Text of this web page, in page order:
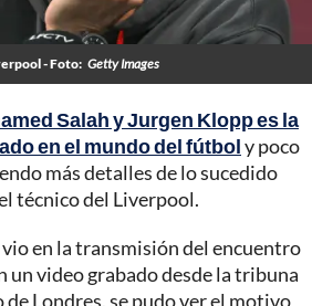
- Foto: Getty Images
Salah y Jurgen Klopp es la
en el mundo del fútboly poco
más detalles de lo sucedido
técnico del Liverpool.
vio en la transmisión del encuentro
un video grabado desde la tribuna
Londres, se pudo ver el motivo